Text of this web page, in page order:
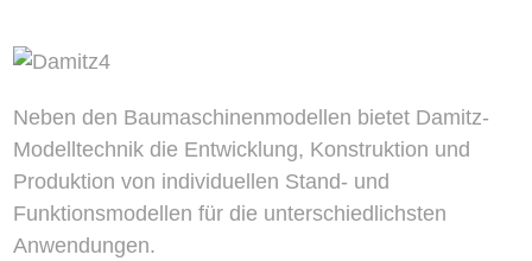
Neben den Baumaschinenmodellen bietet Damitz-
Modelltechnik die Entwicklung, Konstruktion und
Produktion von individuellen Stand- und
Funktionsmodellen für die unterschiedlichsten
Anwendungen.